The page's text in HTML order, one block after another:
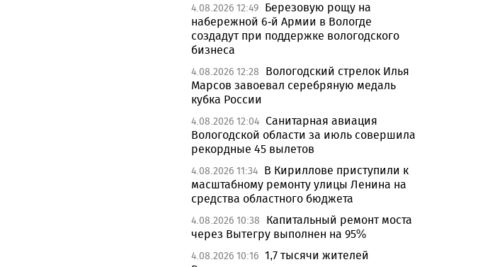
4.08.2026 12:49 Березовую рощу на
набережной 6-й Армии в Вологде
создадут при поддержке вологодского
бизнеса
4.08.2026 12:28
Вологодский стрелок Илья
Марсов завоевал серебряную медаль
кубка России
4.08.2026 12:04 Санитарная авиация
Вологодской области за июль совершила
рекордные 45 вылетов
4.08.2026 11:34 В Кириллове приступили к
масштабному ремонту улицы Ленина на
средства областного бюджета
4.08.2026 10:38
Капитальный ремонт моста
через Вытегру выполнен на 95%
4.08.2026 10:16 1,7 тысячи жителей